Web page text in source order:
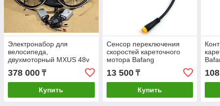
Электронабор для
велосипеда,
двухмоторный MXUS 48v
1000w+48v 500w,
контроллеры, LCD
дисплей, сумка.
378 000 ₸
Купить
Сенсор переключения
скоростей кареточного
мотора Bafang
13 500₸
Купить